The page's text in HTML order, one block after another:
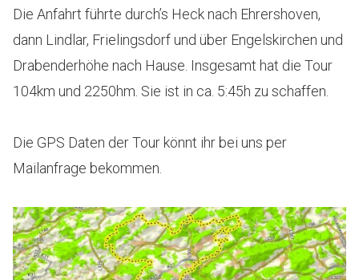
Die Anfahrt führte durch’s Heck nach Ehrershoven,
dann Lindlar, Frielingsdorf und über Engelskirchen und
Drabenderhöhe nach Hause. Insgesamt hat die Tour
104km und 2250hm. Sie ist in ca. 5:45h zu schaffen.
Die GPS Daten der Tour könnt ihr bei uns per
Mailanfrage bekommen.